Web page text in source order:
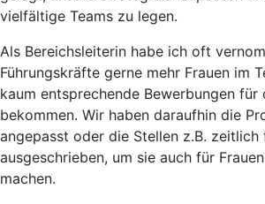
vielfältige Teams zu legen.
Als Bereichsleiterin habe ich oft
Führungskräfte gerne mehr Frauen im
kaum entsprechende Bewerbungen für
bekommen. Wir haben daraufhin die
angepasst oder die Stellen z.B. zeitlich
ausgeschrieben, um sie auch für
machen.